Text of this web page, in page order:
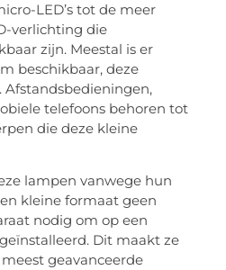
LED’s tot de meer
verlichting die
zijn. Meestal is er
beschikbaar, deze
Afstandsbedieningen,
telefoons behoren tot
die deze kleine
lampen vanwege hun
kleine formaat geen
nodig om op een
Dit maakt ze
meest geavanceerde